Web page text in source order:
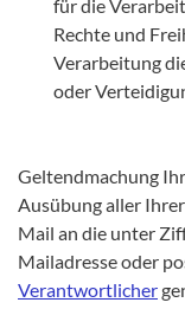
für die
Rechte und
Verarbeitung
oder
Geltendmachung
Ausübung aller
Mail an die unter
Mailadresse oder
Verantwortlicher